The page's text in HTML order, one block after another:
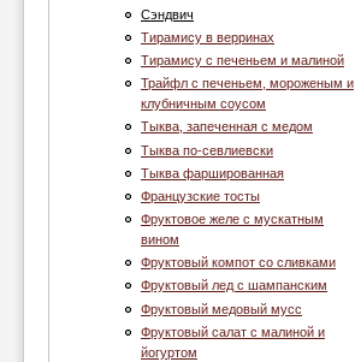
Сэндвич
Тирамису в верринах
Тирамису с печеньем и малиной
Трайфл с печеньем, мороженым и
клубничным соусом
Тыква, запеченная с медом
Тыква по-севлиевски
Тыква фаршированная
Французские тосты
Фруктовое желе с мускатным
вином
Фруктовый компот со сливками
Фруктовый лед с шампанским
Фруктовый медовый мусс
Фруктовый салат с малиной и
йогуртом